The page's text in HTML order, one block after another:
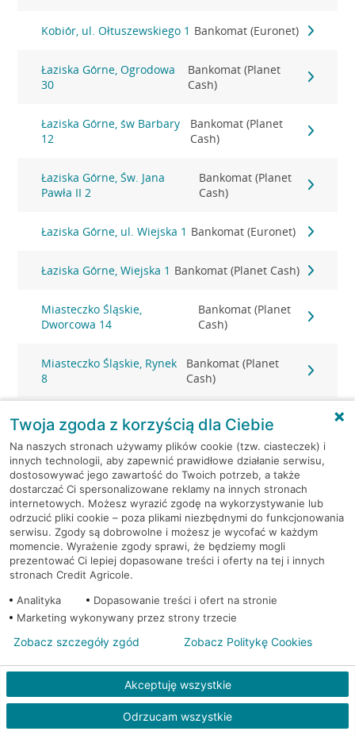
Kobiór, ul. Ołtuszewskiego 1 Bankomat (Euronet)
Łaziska Górne, Ogrodowa
30
Bankomat (Planet
Cash)
Łaziska Górne, św Barbary
12
Bankomat (Planet
Cash)
Łaziska Górne, Św. Jana
Pawła II 2
Bankomat (Planet
Cash)
Łaziska Górne, ul. Wiejska 1 Bankomat (Euronet)
Łaziska Górne, Wiejska 1 Bankomat (Planet Cash)
Miasteczko Śląskie,
Dworcowa 14
Bankomat (Planet
Cash)
Miasteczko Śląskie, Rynek
8
Bankomat (Planet
Cash)
Mikołów, Gliwicka 3 Bankomat (Planet Cash)
Mikołów, Gliwicka 3 Bankomat (Planet Cash)
Mikołów, Gliwicka 34 Bankomat (Planet Cash)
Mikołów, Pszczyńska 14 Bankomat (Planet Cash)
Mikołów, Rynek 12
Mikołów, Rynek 5 Bankomat (Planet Cash)
Mikołów, ul. Gliwicka 2 Bankomat (Euronet)
Mikołów, ul. Jana Pawła II 10 Bankomat (Euronet)
Mikołów, ul. Podleska 8A Bankomat (Euronet)
Twoja zgoda z korzyścią dla Ciebie
Na naszych stronach używamy plików cookie (tzw. ciasteczek) i
innych technologii, aby zapewnić prawidłowe działanie serwisu,
dostosowywać jego zawartość do Twoich potrzeb, a także
dostarczać Ci spersonalizowane reklamy na innych stronach
internetowych. Możesz wyrazić zgodę na wykorzystywanie lub
odrzucić pliki cookie – poza plikami niezbędnymi do funkcjonowania
serwisu. Zgody są dobrowolne i możesz je wycofać w każdym
momencie. Wyrażenie zgody sprawi, że będziemy mogli
prezentować Ci lepiej dopasowane treści i oferty na tej i innych
stronach Credit Agricole.
Analityka
Dopasowanie treści i ofert na stronie
Marketing wykonywany przez strony trzecie
Akceptuję wszystkie
Odrzucam wszystkie
Zobacz szczegóły zgód Zobacz Politykę Cookies